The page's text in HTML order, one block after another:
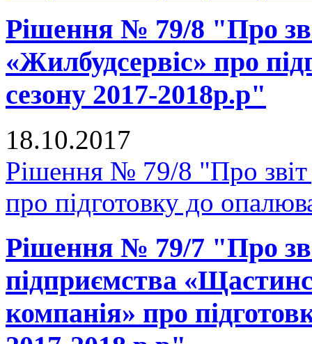
Рішення № 79/8 "Про
«Жилбудсервіс» про
сезону 2017-2018р.р"
18.10.2017
Рішення № 79/8 "Про
про підготовку до
Рішення № 79/7 "Про
підприємства
компанія» про